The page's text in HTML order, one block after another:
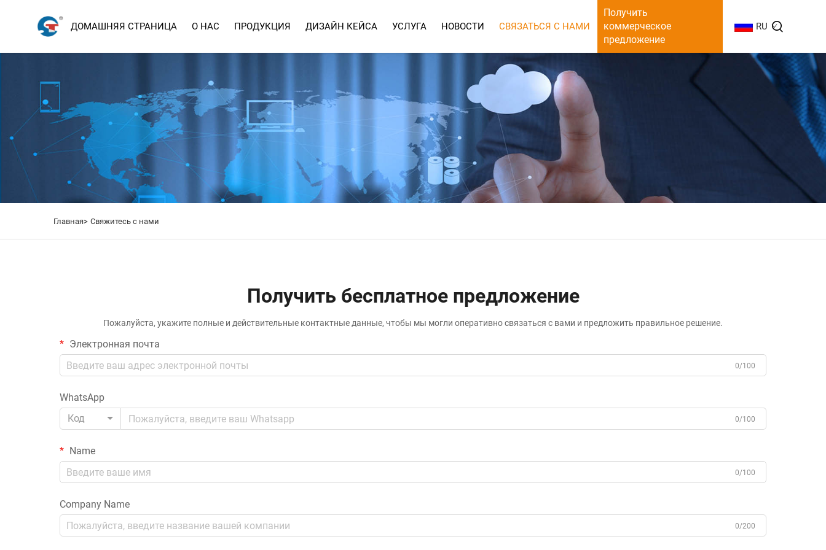
ДОМАШНЯЯ СТРАНИЦА О НАС ПРОДУКЦИЯ ДИЗАЙН КЕЙСА УСЛУГА
ЧАСТО ЗАДАВАЕМЫЕ ВОПРОСЫ
НОВОСТИ СВЯЗАТЬСЯ С НАМИ
Получить
коммерческое
предложение
RU
Главная> Свяжитесь с нами
Получить бесплатное предложение
Пожалуйста, укажите полные и действительные контактные данные, чтобы мы могли оперативно связаться с вами и предложить правильное решение.
Электронная почта
0/100
WhatsApp
Код
0/100
Name
0/100
Company Name
0/200